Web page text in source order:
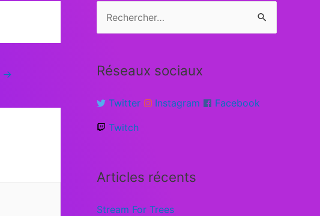
→ Réseaux sociaux
Twitter Instagram Facebook
Twitch
Articles récents
Stream For Trees